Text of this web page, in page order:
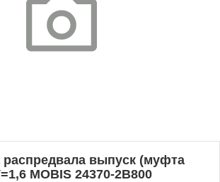
выпуск (муфта
MOBIS 24370-2B800